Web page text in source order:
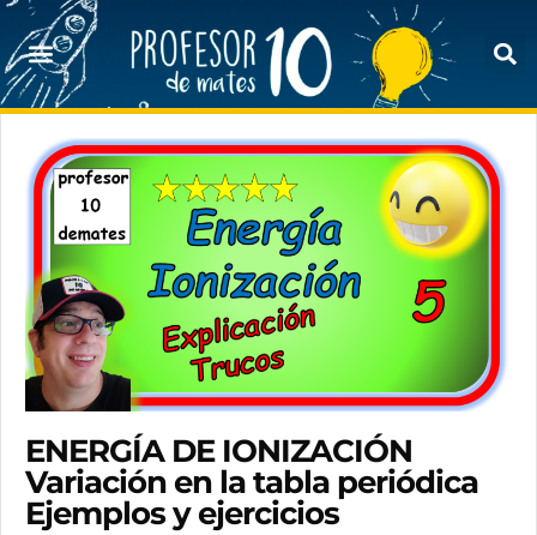
ENERGÍA DE IONIZACIÓN
Variación en la tabla periódica
Ejemplos y ejercicios